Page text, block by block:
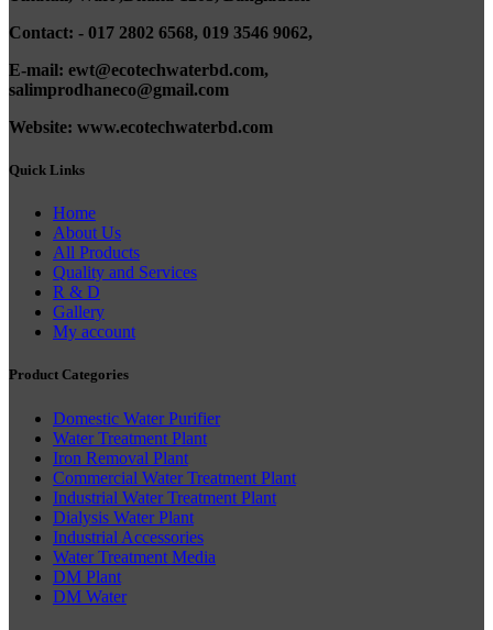
Contact: - 017 2802 6568, 019 3546 9062,
E-mail: ewt@ecotechwaterbd.com,
salimprodhaneco@gmail.com
Website: www.ecotechwaterbd.com
Quick Links
Home
About Us
All Products
Quality and Services
R & D
Gallery
My account
Product Categories
Domestic Water Purifier
Water Treatment Plant
Iron Removal Plant
Commercial Water Treatment Plant
Industrial Water Treatment Plant
Dialysis Water Plant
Industrial Accessories
Water Treatment Media
DM Plant
DM Water